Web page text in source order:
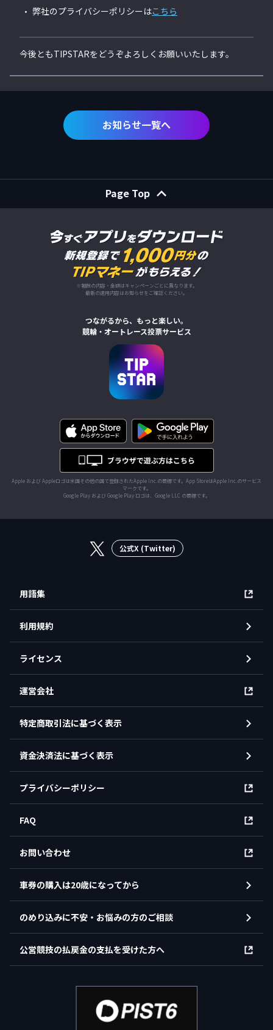
弊社のプライバシーポリシーはこちら
今後ともTIPSTARをどうぞよろしくお願いいたします。
お知らせ一覧へ
Page Top
※報酬の内容・金額はキャンペーンごとに異なります。
最新の適用内容はお知らせをご確認ください。
つながるから、もっと楽しい。
競輪・オートレース投票サービス
Apple および Appleロゴは米国その他の国で登録されたApple Inc.の商標です。App StoreはApple Inc.のサービス
マークです。
Google Play および Google Play ロゴは、Google LLC の商標です。
公式X (Twitter)
用語集
利用規約
ライセンス
運営会社
特定商取引法に基づく表示
資金決済法に基づく表示
プライバシーポリシー
FAQ
お問い合わせ
車券の購入は20歳になってから
のめり込みに不安・お悩みの方のご相談
公営競技の払戻金の支払を受けた方へ